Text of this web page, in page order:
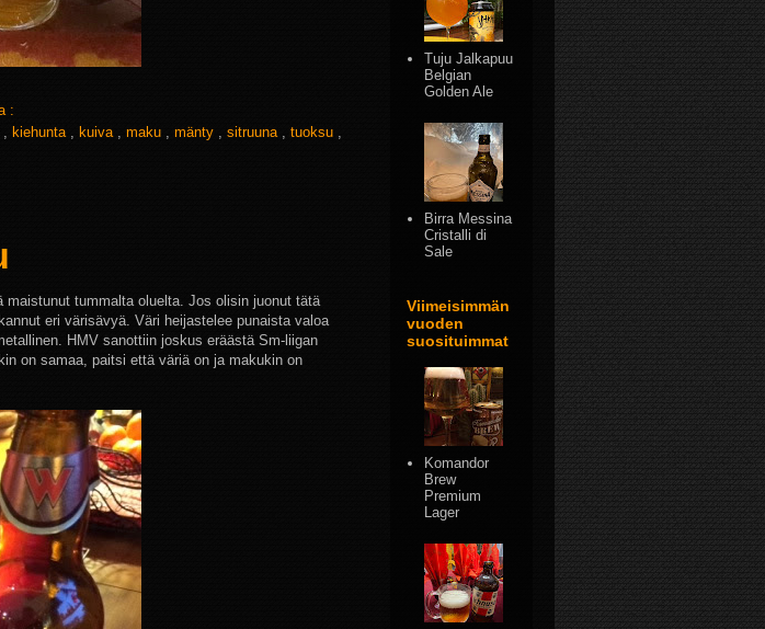
:
kiehunta kuiva maku mänty sitruuna tuoksu
tummalta oluelta. Jos olisin juonut tätä
eri värisävyä. Väri heijastelee punaista valoa
HMV sanottiin joskus eräästä Sm-liigan
on samaa, paitsi että väriä on ja makukin on
Tuju Jalkapuu
Belgian
Golden Ale
Birra Messina
Cristalli di
Sale
Viimeisimmän
vuoden
suosituimmat
Komandor
Brew
Premium
Lager